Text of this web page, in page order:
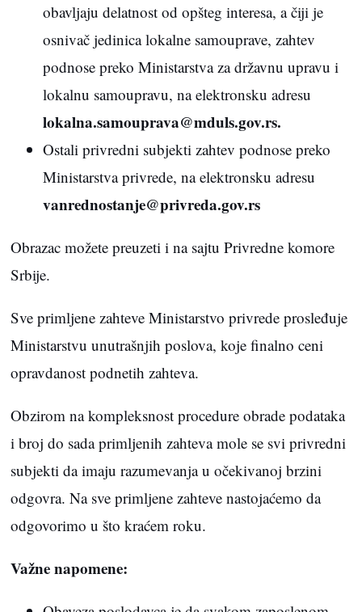
obavljaju delatnost od opšteg interesa, a čiji je
osnivač jedinica lokalne samouprave, zahtev
podnose preko Ministarstva za državnu upravu i
lokalnu samoupravu, na elektronsku adresu
lokalna.samouprava@mduls.gov.rs.
Ostali privredni subjekti zahtev podnose preko
Ministarstva privrede, na elektronsku adresu
vanrednostanje@privreda.gov.rs
Obrazac možete preuzeti i na sajtu Privredne komore
Srbije.
Sve primljene zahteve Ministarstvo privrede prosleđuje
Ministarstvu unutrašnjih poslova, koje finalno ceni
opravdanost podnetih zahteva.
Obzirom na kompleksnost procedure obrade podataka
i broj do sada primljenih zahteva mole se svi privredni
subjekti da imaju razumevanja u očekivanoj brzini
odgovra. Na sve primljene zahteve nastojaćemo da
odgovorimo u što kraćem roku.
Važne napomene: